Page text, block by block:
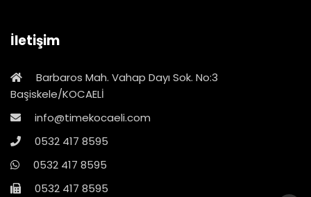
İletişim
Barbaros Mah. Vahap Dayı Sok. No:3
Başiskele/KOCAELİ
info@timekocaeli.com
0532 417 8595
0532 417 8595
0532 417 8595